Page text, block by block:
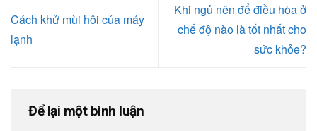
Cách khử mùi hôi của máy
lạnh
Khi ngủ nên để điều hòa ở
chế độ nào là tốt nhất cho
sức khỏe?
Để lại một bình luận